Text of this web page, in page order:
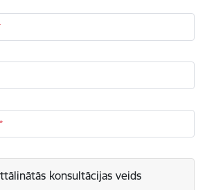
konsultācijas veids